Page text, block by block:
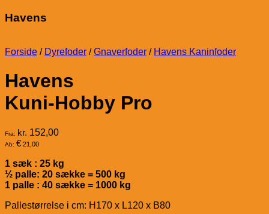
Havens
Forside / Dyrefoder / Gnaverfoder / Havens Kaninfoder
Havens
Kuni-Hobby Pro
Fra: kr. 152,00
Ab: € 21,00
1 sæk : 25 kg
½ palle: 20 sække = 500 kg
1 palle : 40 sække = 1000 kg
Pallestørrelse i cm: H170 x L120 x B80